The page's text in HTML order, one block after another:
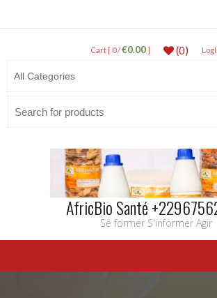
Cart [ 0 /€0.00] (0)
AfricBio Santé
Se former S'informer Agir